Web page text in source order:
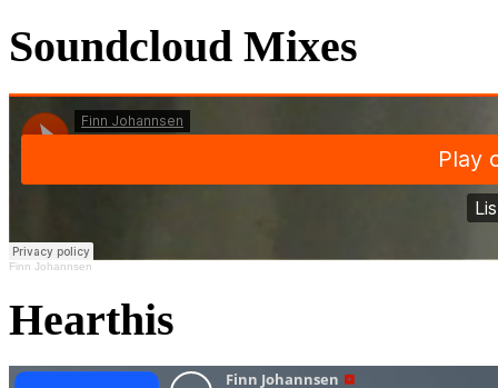
Soundcloud Mixes
Finn Johannsen
Hearthis